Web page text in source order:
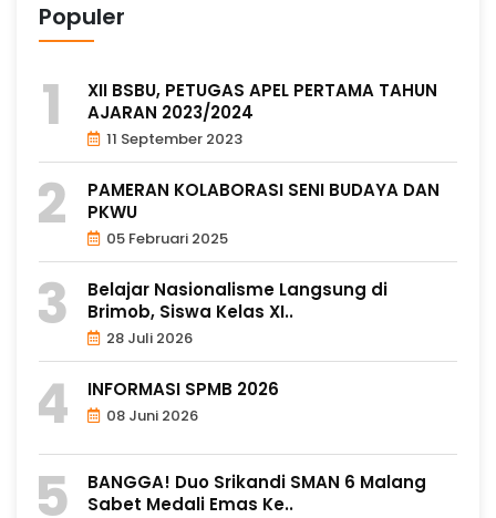
Populer
XII BSBU, PETUGAS APEL PERTAMA TAHUN
AJARAN 2023/2024
11 September 2023
PAMERAN KOLABORASI SENI BUDAYA DAN
PKWU
05 Februari 2025
Belajar Nasionalisme Langsung di
Brimob, Siswa Kelas XI..
28 Juli 2026
INFORMASI SPMB 2026
08 Juni 2026
BANGGA! Duo Srikandi SMAN 6 Malang
Sabet Medali Emas Ke..